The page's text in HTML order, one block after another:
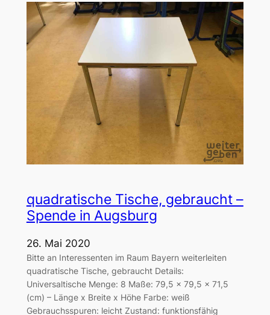
quadratische Tische, gebraucht –
Spende in Augsburg
26. Mai 2020
Bitte an Interessenten im Raum Bayern weiterleiten
quadratische Tische, gebraucht Details:
Universaltische Menge: 8 Maße: 79,5 x 79,5 x 71,5
(cm) – Länge x Breite x Höhe Farbe: weiß
Gebrauchsspuren: leicht Zustand: funktionsfähig